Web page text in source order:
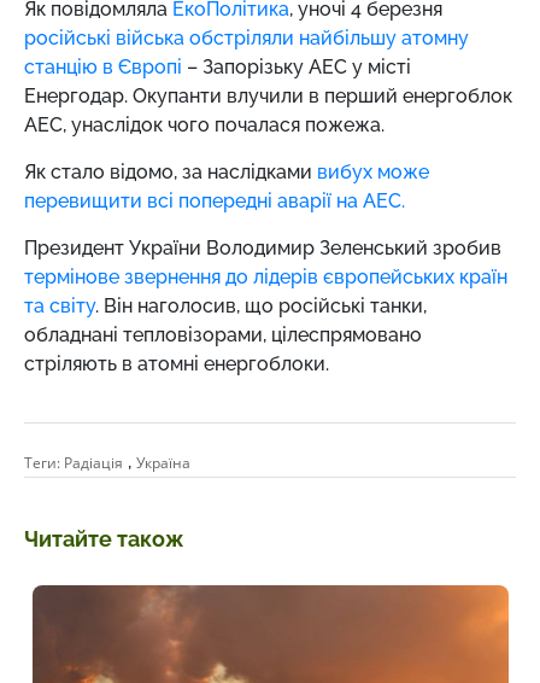
Як повідомляла ЕкоПолітика, уночі 4 березня
російські війська обстріляли найбільшу атомну
станцію в Європі – Запорізьку АЕС у місті
Енергодар. Окупанти влучили в перший енергоблок
АЕС, унаслідок чого почалася пожежа.
Як стало відомо, за наслідками вибух може
перевищити всі попередні аварії на АЕС.
Президент України Володимир Зеленський зробив
термінове звернення до лідерів європейських країн
та світу. Він наголосив, що російські танки,
обладнані тепловізорами, цілеспрямовано
стріляють в атомні енергоблоки.
Теги: Радіація , Україна
Читайте також